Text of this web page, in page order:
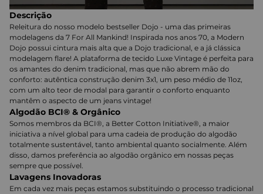
Descrição
Releitura do nosso modelo bestseller Dojo - uma das primeiras
modelagens da 7 For All Mankind! Inspirada nos anos 70, a Modern
Dojo possui cintura mais alta que a Dojo tradicional, e a já clássica
modelagem flare! A plataforma de tecido Luxe Vintage é perfeita para
os amantes do denim tradicional, mas que não abrem mão do
conforto: autêntica construção denim 3x1, um peso médio de 11oz,
com um alto teor de modal para garantir o conforto enquanto
mantêm o aspecto de um jeans vintage!
Algodão BCI® & Orgânico
Somos membros da BCI®, a Better Cotton Initiative®, a maior
iniciativa a nível global para uma cadeia de produção do algodão
totalmente sustentável, tanto ambiental quanto socialmente. Além
disso, damos preferência ao algodão orgânico em nossas peças
sempre que possível.
Lavagens Inovadoras
Em cada vez mais peças estamos substituindo o processo tradicional